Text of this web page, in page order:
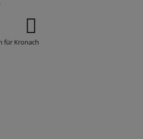
für Kronach